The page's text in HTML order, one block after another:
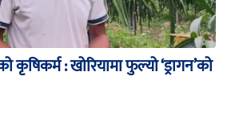
कृषिकर्म : खोरियामा फुल्यो ‘ड्रागन’को